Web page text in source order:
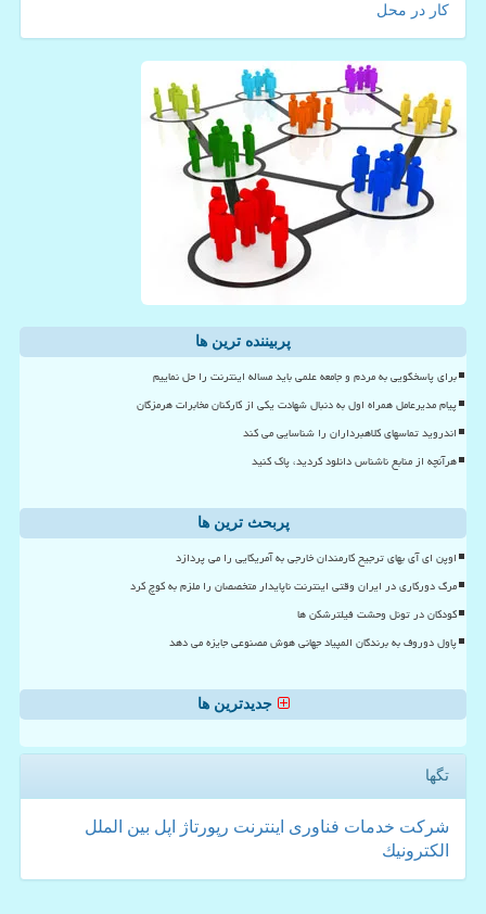
کار در محل
پربیننده ترین ها
برای پاسخگویی به مردم و جامعه علمی باید مساله اینترنت را حل نماییم
پیام مدیرعامل همراه اول به دنبال شهادت یکی از کارکنان مخابرات هرمزگان
اندروید تماسهای کلاهبرداران را شناسایی می کند
هرآنچه از منابع ناشناس دانلود کردید، پاک کنید
پربحث ترین ها
اوپن ای آی بهای ترجیح کارمندان خارجی به آمریکایی را می پردازد
مرگ دورکاری در ایران وقتی اینترنت ناپایدار متخصصان را ملزم به کوچ کرد
کودکان در تونل وحشت فیلترشکن ها
پاول دوروف به برندگان المپیاد جهانی هوش مصنوعی جایزه می دهد
جدیدترین ها
تگها
شركت خدمات فناوری اینترنت رپورتاژ اپل بین الملل
الكترونیك